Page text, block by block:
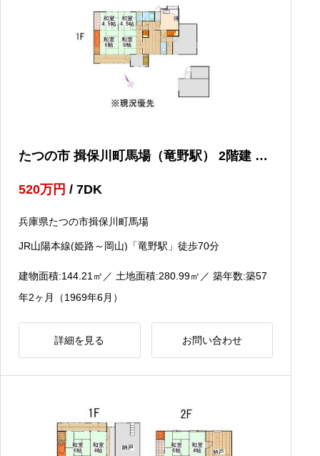
たつの市 揖保川町馬場（竜野駅） 2階建 ７
520万円 / 7DK
兵庫県たつの市揖保川町馬場
JR山陽本線(姫路～岡山)「竜野駅」徒歩70分
建物面積:144.21 ㎡ ／ 土地面積:280.99㎡ ／ 築年数:築57
年2ヶ月（1969年6月）
詳細を見る お問い合わせ